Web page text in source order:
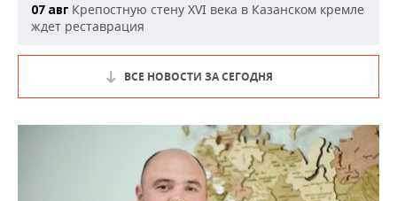
07 авг Крепостную стену XVI века в Казанском кремле
ждет реставрация
ВСЕ НОВОСТИ ЗА СЕГОДНЯ